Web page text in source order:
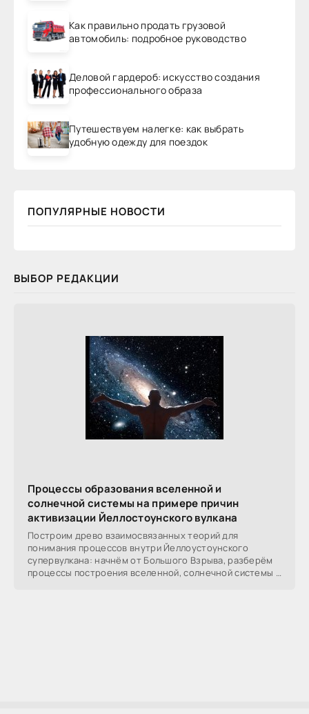
Как правильно продать грузовой
автомобиль: подробное руководство
Деловой гардероб: искусство создания
профессионального образа
Путешествуем налегке: как выбрать
удобную одежду для поездок
ПОПУЛЯРНЫЕ НОВОСТИ
ВЫБОР РЕДАКЦИИ
Процессы образования вселенной и
солнечной системы на примере причин
активизации Йеллостоунского вулкана
Построим древо взаимосвязанных теорий для
понимания процессов внутри Йеллоустоунского
супервулкана: начнём от Большого Взрыва, разберём
процессы построения вселенной, солнечной системы в